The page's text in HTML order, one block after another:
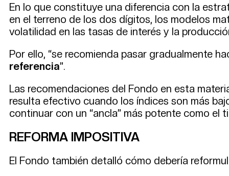
En lo que constituye una diferencia con la
en el terreno de los dos dígitos, los modelos
volatilidad en las tasas de interés y la
Por ello, “se recomienda pasar gradualmente
referencia”.
Las recomendaciones del Fondo en esta
resulta efectivo cuando los índices son más
continuar con un “ancla” más potente como el
REFORMA IMPOSITIVA
El Fondo también detalló cómo debería